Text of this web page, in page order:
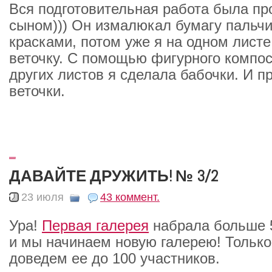
Вся подготовительная работа была
сыном))) Он измалюкал бумагу
красками, потом уже я на одном
веточку. С помощью фигурного
других листов я сделала бабочки. И
веточки.
ДАВАЙТЕ ДРУЖИТЬ! № 3/2
23 июля 43 коммент.
Ура! Первая галерея набрала больше
и мы начинаем новую галерею!
доведем ее до 100 участников.